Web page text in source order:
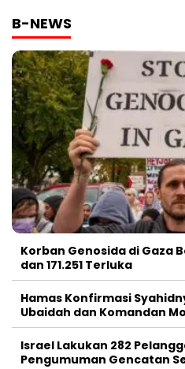
B-NEWS
Korban Genosida di Gaza
dan 171.251 Terluka
Hamas Konfirmasi
Ubaidah dan Komandan
Israel Lakukan 282
Pengumuman Gencatan